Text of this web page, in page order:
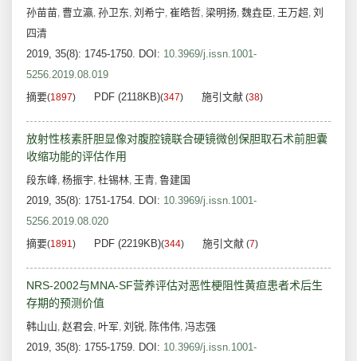
孙苗苗, 曹立瀛, 孙卫东, 刘希宁, 崔皓哲, 梁明扬, 魏垚臣, 王万超, 刘
四清
2019, 35(8): 1745-1750. DOI: 10.3969/j.issn.1001-
5256.2019.08.019
摘要(1897) PDF (2118KB)(347) 施引文献 (38)
放射性核素肝胆显像对腹腔镜联合硬镜微创保胆取石术前胆囊
收缩功能的评估作用
段东峰, 杨振宇, 杜锡林, 王青, 鲁建国
2019, 35(8): 1751-1754. DOI: 10.3969/j.issn.1001-
5256.2019.08.020
摘要(1891) PDF (2219KB)(344) 施引文献 (7)
NRS-2002与MNA-SF营养评估对恶性梗阻性黄疸患者术后生
存期的预测价值
韩山山, 赵君会, 叶军, 刘锐, 陈伟伟, 冯志强
2019, 35(8): 1755-1759. DOI: 10.3969/j.issn.1001-